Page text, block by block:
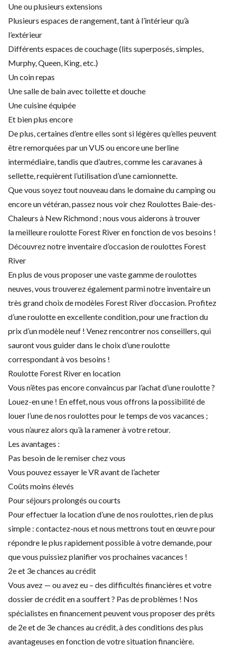
Une ou plusieurs extensions
Plusieurs espaces de rangement, tant à l’intérieur qu’à
l’extérieur
Différents espaces de couchage (lits superposés, simples,
Murphy, Queen, King, etc.)
Un coin repas
Une salle de bain avec toilette et douche
Une cuisine équipée
Et bien plus encore
De plus, certaines d’entre elles sont si légères qu’elles peuvent
être remorquées par un VUS ou encore une berline
intermédiaire, tandis que d’autres, comme les caravanes à
sellette, requièrent l’utilisation d’une camionnette.
Que vous soyez tout nouveau dans le domaine du camping ou
encore un vétéran, passez nous voir chez Roulottes Baie-des-
Chaleurs à New Richmond ; nous vous aiderons à trouver
la meilleure roulotte Forest River en fonction de vos besoins !
Découvrez notre inventaire d’occasion de roulottes Forest
River
En plus de vous proposer une vaste gamme de roulottes
neuves, vous trouverez également parmi notre inventaire un
très grand choix de modèles Forest River d’occasion. Profitez
d’une roulotte en excellente condition, pour une fraction du
prix d’un modèle neuf ! Venez rencontrer nos conseillers, qui
sauront vous guider dans le choix d’une roulotte
correspondant à vos besoins !
Roulotte Forest River en location
Vous n’êtes pas encore convaincus par l’achat d’une roulotte ?
Louez-en une ! En effet, nous vous offrons la possibilité de
louer l’une de nos roulottes pour le temps de vos vacances ;
vous n’aurez alors qu’à la ramener à votre retour.
Les avantages :
Pas besoin de le remiser chez vous
Vous pouvez essayer le VR avant de l’acheter
Coûts moins élevés
Pour séjours prolongés ou courts
Pour effectuer la location d’une de nos roulottes, rien de plus
simple : contactez-nous et nous mettrons tout en œuvre pour
répondre le plus rapidement possible à votre demande, pour
que vous puissiez planifier vos prochaines vacances !
2e et 3e chances au crédit
Vous avez — ou avez eu – des difficultés financières et votre
dossier de crédit en a souffert ? Pas de problèmes ! Nos
spécialistes en financement peuvent vous proposer des prêts
de 2e et de 3e chances au crédit, à des conditions des plus
avantageuses en fonction de votre situation financière.